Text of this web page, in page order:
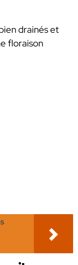
drainés et
floraison